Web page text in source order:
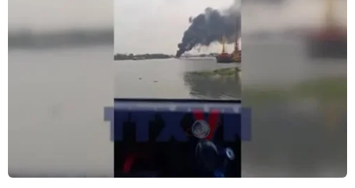
Người dân không sử dụng sản phẩm
giảm cân không rõ nguồn gốc, chưa
Công nghệ Robot Da Vinci
nâng cao năng lực phẫu thuật